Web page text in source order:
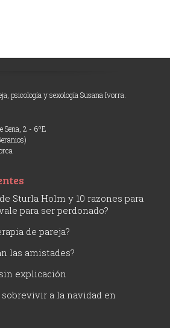
psicología y sexología Susana Ivorra.
Sena, 2 - 6ºE
Sturla Holm y 10 razones para
para ser perdonado?
de pareja?
las amistades?
explicación
sobrevivir a la navidad en